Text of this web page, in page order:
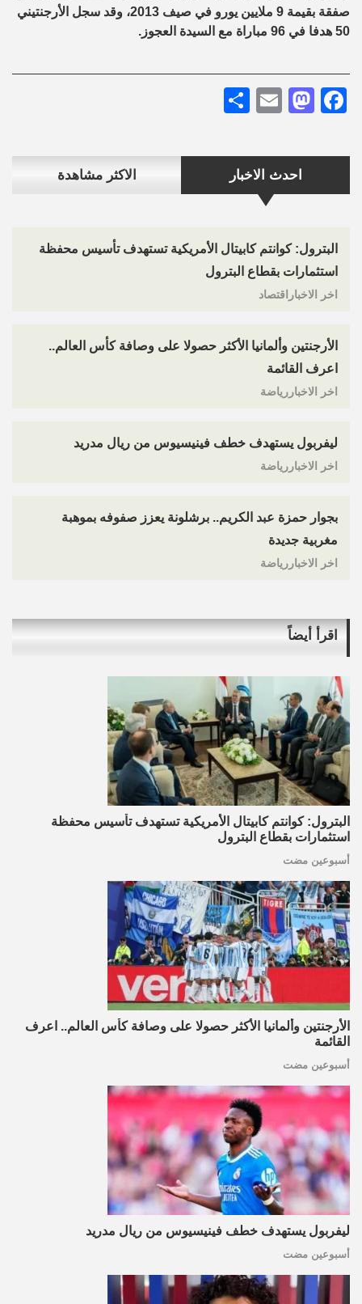
احدث الاخبار الاكثر مشاهدة
البترول: كوانتم كابيتال الأمريكية تستهدف تأسيس محفظة
استثمارات بقطاع البترول
اخر الاخباراقتصاد
الأرجنتين وألمانيا الأكثر حصولا على وصافة كأس العالم..
اعرف القائمة
اخر الاخباررياضة
ليفربول يستهدف خطف فينيسيوس من ريال مدريد
اخر الاخباررياضة
بجوار حمزة عبد الكريم.. برشلونة يعزز صفوفه بموهبة
مغربية جديدة
اخر الاخباررياضة
صفقة بقيمة 9 ملايين يورو في صيف 2013، وقد سجل الأرجنتيني
50 هدفا في 96 مباراة مع السيدة العجوز.
Facebook
Mastodon
Email
اقرأ أيضاً
البترول: كوانتم كابيتال الأمريكية تستهدف تأسيس محفظة
استثمارات بقطاع البترول
أسبوعين مضت
الأرجنتين وألمانيا الأكثر حصولا على وصافة كأس العالم.. اعرف
القائمة
أسبوعين مضت
ليفربول يستهدف خطف فينيسيوس من ريال مدريد
أسبوعين مضت